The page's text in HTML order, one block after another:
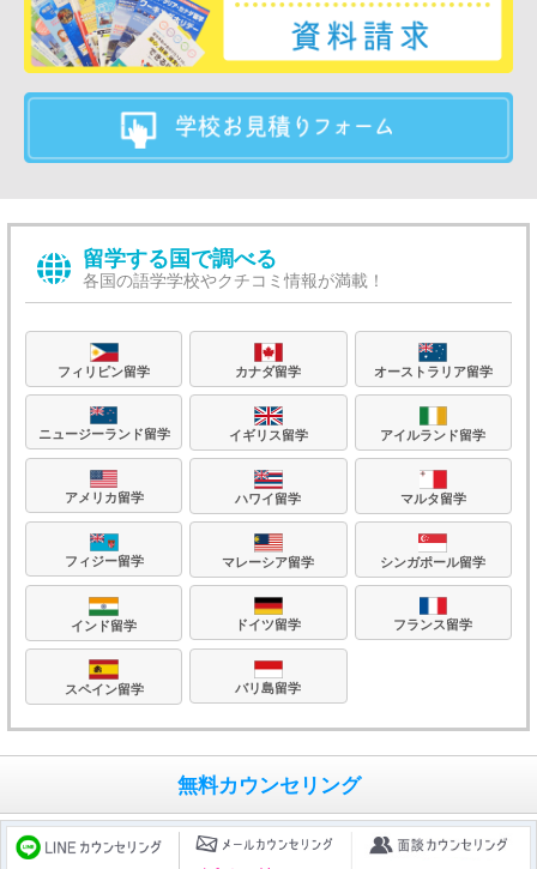
留学する国で調べる
各国の語学学校やクチコミ情報が満載！
フィリピン留学 カナダ留学 オーストラリア留学
ニュージーランド留学 イギリス留学 アイルランド留学
アメリカ留学 ハワイ留学 マルタ留学
フィジー留学 マレーシア留学 シンガポール留学
インド留学 ドイツ留学 フランス留学
スペイン留学 バリ島留学
無料カウンセリング